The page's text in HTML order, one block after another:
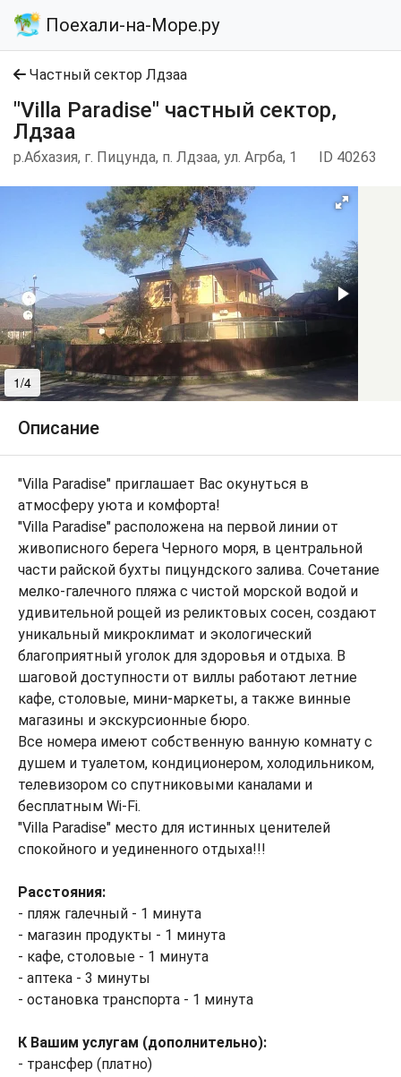
Поехали-на-Море.ру
Частный сектор Лдзаа
"Villa Paradise" частный сектор,
Лдзаа
р.Абхазия, г. Пицунда, п. Лдзаа, ул. Агрба, 1 ID 40263
1/4
Описание
"Villa Paradise" приглашает Вас окунуться в
атмосферу уюта и комфорта!
"Villa Paradise" расположена на первой линии от
живописного берега Черного моря, в центральной
части райской бухты пицундского залива. Сочетание
мелко-галечного пляжа с чистой морской водой и
удивительной рощей из реликтовых сосен, создают
уникальный микроклимат и экологический
благоприятный уголок для здоровья и отдыха. В
шаговой доступности от виллы работают летние
кафе, столовые, мини-маркеты, а также винные
магазины и экскурсионные бюро.
Все номера имеют собственную ванную комнату с
душем и туалетом, кондиционером, холодильником,
телевизором со спутниковыми каналами и
бесплатным Wi-Fi.
"Villa Paradise" место для истинных ценителей
спокойного и уединенного отдыха!!!
Расстояния:
- пляж галечный - 1 минута
- магазин продукты - 1 минута
- кафе, столовые - 1 минута
- аптека - 3 минуты
- остановка транспорта - 1 минута
К Вашим услугам (дополнительно):
- трансфер (платно)